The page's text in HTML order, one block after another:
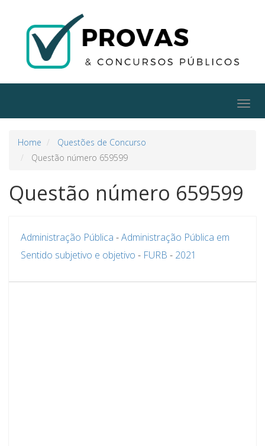
Home
Questões de Concurso
Questão número 659599
Questão número 659599
Administração Pública -Administração Pública em
Sentido subjetivo e objetivo - FURB - 2021